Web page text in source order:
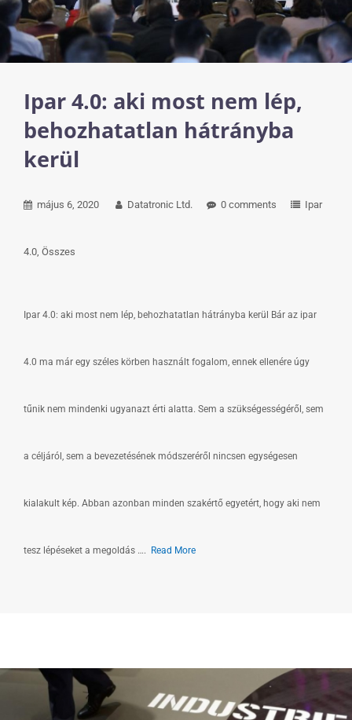
Ipar 4.0: aki most nem lép,
behozhatatlan hátrányba
kerül
május 6, 2020 Datatronic Ltd. 0 comments Ipar
4.0 Összes
Ipar 4.0: aki most nem lép, behozhatatlan hátrányba kerül Bár az ipar
4.0 ma már egy széles körben használt fogalom, ennek ellenére úgy
tűnik nem mindenki ugyanazt érti alatta. Sem a szükségességéről, sem
a céljáról, sem a bevezetésének módszeréről nincsen egységesen
kialakult kép. Abban azonban minden szakértő egyetért, hogy aki nem
tesz lépéseket a megoldás …. Read More